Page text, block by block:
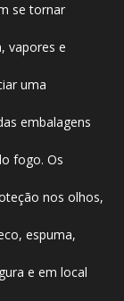
se tornar
vapores e
uma
embalagens
fogo. Os
nos olhos,
espuma,
e em local